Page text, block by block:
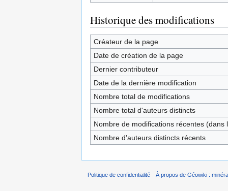
Historique des modifications
Créateur de la page
Date de création de la page
Dernier contributeur
Date de la dernière modification
Nombre total de modifications
Nombre total d'auteurs distincts
Nombre de modifications récentes (dans
Nombre d'auteurs distincts récents
Politique de confidentialité À propos de Géowiki :